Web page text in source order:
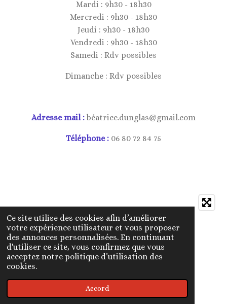
Ce site utilise des cookies afin d’améliorer
votre expérience utilisateur et vous proposer
des annonces personnalisées. En continuant
d'utiliser ce site, vous confirmez que vous
acceptez notre politique d’utilisation des
cookies.
Accord
Mardi : 9h30 - 18h30
Mercredi : 9h30 - 18h30
Jeudi : 9h30 - 18h30
Vendredi : 9h30 - 18h30
Samedi : Rdv possibles
Dimanche : Rdv possibles
Adresse mail : béatrice.dunglas@gmail.com
Téléphone : 06 80 72 84 75